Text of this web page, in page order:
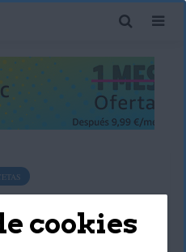
frito con
y rápida
cookies